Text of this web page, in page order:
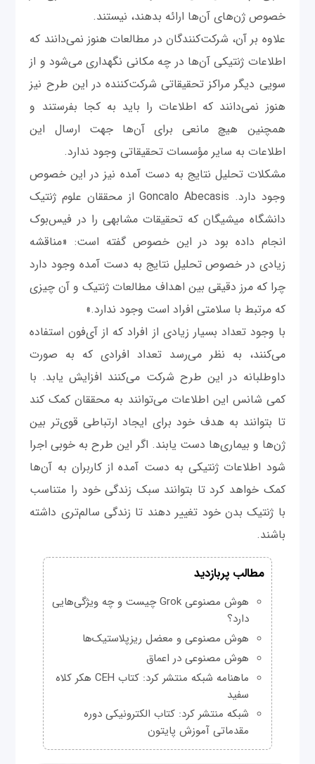
خصوص ژن‌های آن‌ها ارائه بدهند، نیستند.
علاوه بر آن، شرکت‌کنندگان در مطالعات هنوز نمی‌دانند که
اطلاعات ژنتیکی آن‌ها در چه مکانی نگهداری می‌شود و از
سویی دیگر مراکز تحقیقاتی شرکت‌کننده در این طرح نیز
هنوز نمی‌دانند که اطلاعات را باید به کجا بفرستند و
همچنین هیچ مانعی برای آن‌ها جهت ارسال این
اطلاعات به سایر مؤسسات تحقیقاتی وجود ندارد.
مشکلات تحلیل نتایج به دست آمده نیز در این خصوص
وجود دارد. Goncalo Abecasis از محققان علوم ژنتیک
دانشگاه میشیگان که تحقیقات مشابهی را در فیس‌بوک
انجام داده بود در این خصوص گفته است: «مناقشه
زیادی در خصوص تحلیل نتایج به دست آمده وجود دارد
چرا که مرز دقیقی بین اهداف مطالعات ژنتیک و آن چیزی
که مرتبط با سلامتی افراد است وجود ندارد.»
با وجود تعداد بسیار زیادی از افراد که از آی‌فون استفاده
می‌کنند، به نظر می‌رسد تعداد افرادی که به صورت
داوطلبانه در این طرح‌ شرکت می‌کنند افزایش یابد. با
کمی شانس این اطلاعات می‌توانند به محققان کمک کند
تا بتوانند به هدف خود برای ایجاد ارتباطی قوی‌تر بین
ژن‌ها و بیماری‌ها دست یابند. اگر این طرح به خوبی اجرا
شود اطلاعات ژنتیکی به دست آمده از کاربران به آن‌ها
کمک خواهد کرد تا بتوانند سبک زندگی خود را متناسب
با ژنتیک بدن خود تغییر دهند تا زندگی سالم‌تری داشته
باشند.
مطالب پربازدید
هوش مصنوعی Grok چیست و چه ویژگی‌هایی
دارد؟
هوش مصنوعی و معضل ریزپلاستیک‌ها
هوش مصنوعی در اعماق
ماهنامه شبکه منتشر کرد: کتاب CEH هکر کلاه
سفید
شبکه منتشر کرد: کتاب الکترونیکی دوره
مقدماتی آموزش پایتون